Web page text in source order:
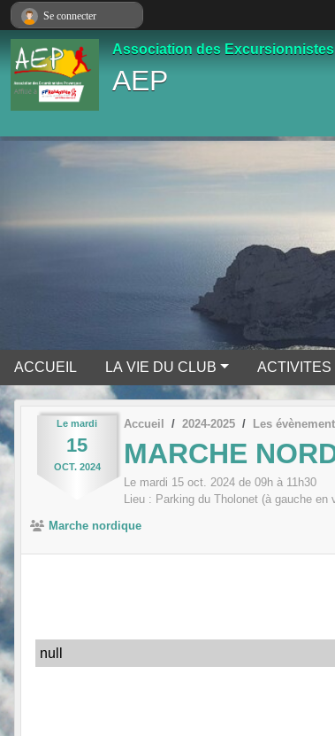
Association des
AEP
ACCUEIL LA VIE DU CLUB ACTIVITES
Le mardi
15
OCT. 2024
Accueil 2024-2025 Les
MARCHE
Le mardi 15 oct. 2024 de 09h à 11h30
Lieu : Parking du Tholonet (à gauche en
Marche nordique
null
Se connecter
Panneau de gestion des cookies